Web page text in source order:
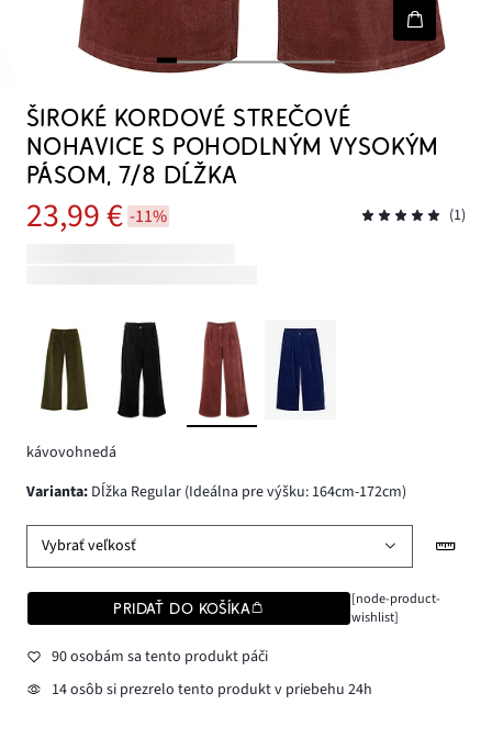
ŠIROKÉ KORDOVÉ STREČOVÉ
NOHAVICE S POHODLNÝM VYSOKÝM
PÁSOM, 7/8 DĹŽKA
23,99 € -11% (1)
kávovohnedá
varianta: Dĺžka Regular (Ideálna pre výšku: 164cm-172cm)
Vybrať veľkosť
PRIDAŤ DO KOŠÍKA
[node-product-
wishlist]
90 osobám sa tento produkt páči
14 osôb si prezrelo tento produkt v priebehu 24h